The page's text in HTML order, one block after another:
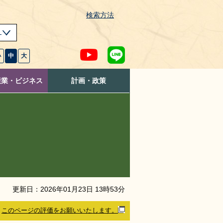
検索方法
中 大
・ビジネス 計画・政策
更新日： 2026年01 月 23日 13時53分
このページの評価をお願いいたします。